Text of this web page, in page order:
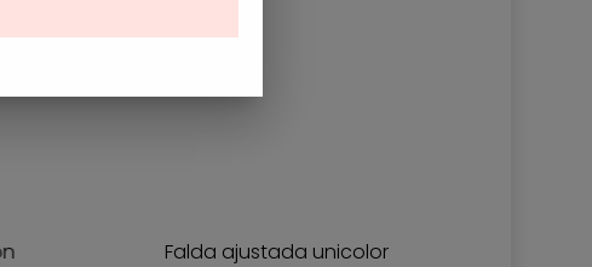
Falda ajustada unicolor